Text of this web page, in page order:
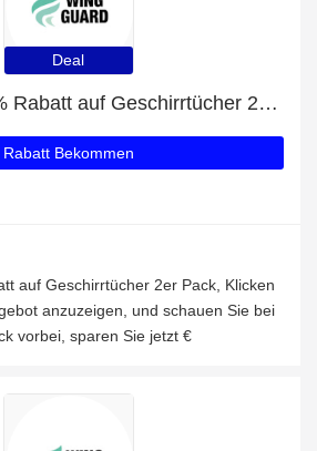
Deal
Erhalten Sie 41% Rabatt auf Geschirrtücher 2er Pack
Rabatt Bekommen
auf Geschirrtücher 2er Pack, Klicken
anzuzeigen, und schauen Sie bei
vorbei, sparen Sie jetzt €